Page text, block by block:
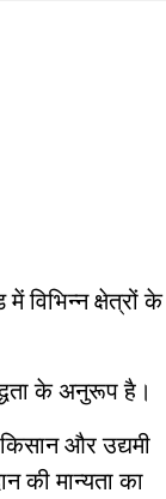
विभिन्न क्षेत्रों के
के अनुरूप है।
और उद्यमी
की मान्यता का